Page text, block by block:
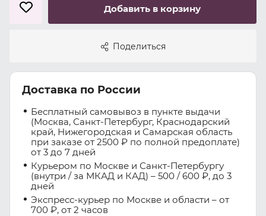
Добавить в корзину
Поделиться
Доставка по России
Бесплатный самовывоз в пункте выдачи
(Москва, Санкт-Петербург, Краснодарский
край, Нижегородская и Самарская область
при заказе от 2500 ₽ по полной предоплате)
от 3 до 7 дней
Курьером по Москве и Санкт-Петербургу
(внутри / за МКАД и КАД) – 500 / 600 ₽, до 3
дней
Экспресс-курьер по Москве и области – от
700 ₽, от 2 часов